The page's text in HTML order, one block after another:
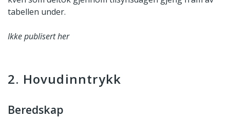
tabellen under.
Ikke publisert her
2. Hovudinntrykk
Beredskap